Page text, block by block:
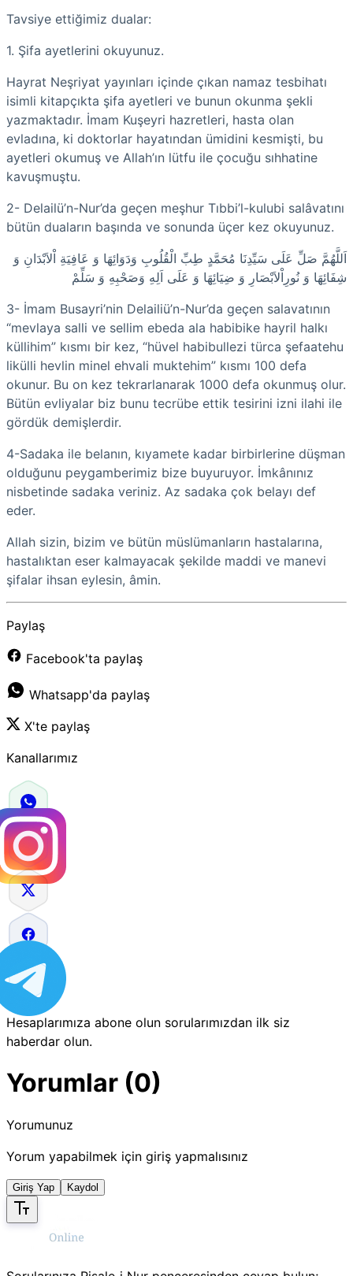
Tavsiye ettiğimiz dualar:
1. Şifa ayetlerini okuyunuz.
Hayrat Neşriyat yayınları içinde çıkan namaz tesbihatı
isimli kitapçıkta şifa ayetleri ve bunun okunma şekli
yazmaktadır. İmam Kuşeyri hazretleri, hasta olan
evladına, ki doktorlar hayatından ümidini kesmişti, bu
ayetleri okumuş ve Allah’ın lütfu ile çocuğu sıhhatine
kavuşmuştu.
2- Delailü’n-Nur’da geçen meşhur Tıbbi’l-kulubi salâvatını
bütün duaların başında ve sonunda üçer kez okuyunuz.
اَللَّهُمَّ صَلِّ عَلَى سَيِّدِنَا مُحَمَّدٍ طِبِّ الْقُلُوبِ وَدَوَائِهَا وَ عَافِيَةِ اْلاَبْدَانِ وَ
شِفَائِهَا وَ نُورِاْلاَبْصَارِ وَ ضِيَائِهَا وَ عَلَى اَلِهِ وَصَحْبِهِ وَ سَلِّمْ
3- İmam Busayri’nin Delailiü’n-Nur’da geçen salavatının
“mevlaya salli ve sellim ebeda ala habibike hayril halkı
küllihim” kısmı bir kez, “hüvel habibullezi türca şefaatehu
likülli hevlin minel ehvali muktehim” kısmı 100 defa
okunur. Bu on kez tekrarlanarak 1000 defa okunmuş olur.
Bütün evliyalar biz bunu tecrübe ettik tesirini izni ilahi ile
gördük demişlerdir.
4-Sadaka ile belanın, kıyamete kadar birbirlerine düşman
olduğunu peygamberimiz bize buyuruyor. İmkânınız
nisbetinde sadaka veriniz. Az sadaka çok belayı def
eder.
Allah sizin, bizim ve bütün müslümanların hastalarına,
hastalıktan eser kalmayacak şekilde maddi ve manevi
şifalar ihsan eylesin, âmin.
Paylaş
Facebook'ta paylaş
Whatsapp'da paylaş
X'te paylaş
Kanallarımız
Hesaplarımıza abone olun sorularımızdan ilk siz
haberdar olun.
Yorumlar (0)
Yorumunuz
Yorum yapabilmek için giriş yapmalısınız
Giriş Yap Kaydol